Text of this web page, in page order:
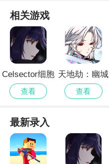
相关游戏
Celsector细胞
象限官方版
查看
天地劫：幽城
再临去更新版
查看
最新录入